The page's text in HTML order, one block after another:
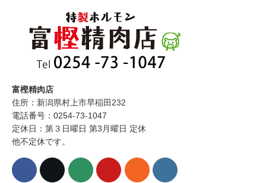
富樫精肉店
住所：新潟県村上市早稲田232
電話番号：0254-73-1047
定休日：第３日曜日 第3月曜日 定休
他不定休です。